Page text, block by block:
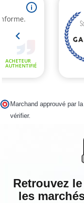
Marchand approuvé par
vérifier.
Retrouvez
les